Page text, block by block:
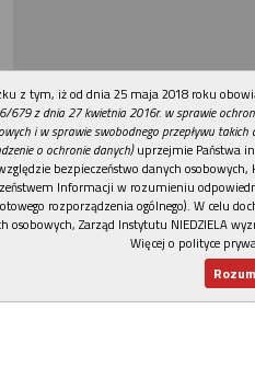
z tym, iż od dnia 25 maja 2018 roku
679 z dnia 27 kwietnia 2016r. w sprawie
i w sprawie swobodnego przepływu takich
o ochronie danych)uprzejmie Państwa
bezpieczeństwo danych
Informacji w rozumieniu
rozporządzenia ogólnego). W celu
osobowych, Zarząd Instytutu NIEDZIELA
Więcej o polityce